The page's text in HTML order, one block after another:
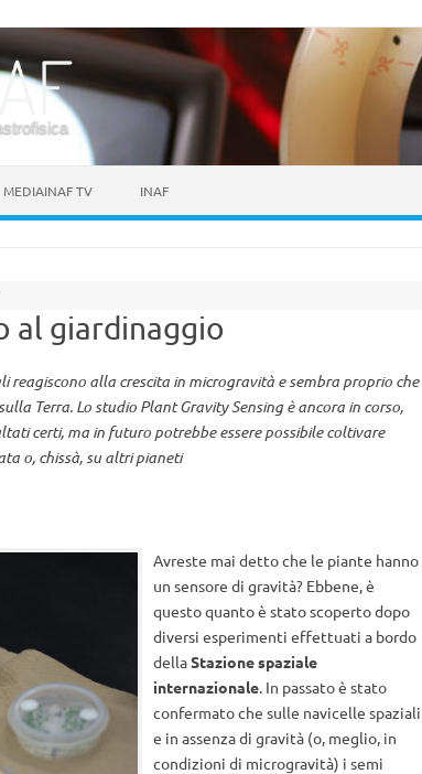
MEDIAINAF TV INAF
al giardinaggio
reagiscono alla crescita in microgravità e sembra proprio che
Terra. Lo studio Plant Gravity Sensing è ancora in corso,
certi, ma in futuro potrebbe essere possibile coltivare
o, chissà, su altri pianeti
Avreste mai detto che le piante hanno
un sensore di gravità? Ebbene, è
questo quanto è stato scoperto dopo
diversi esperimenti effettuati a bordo
dellaStazione spaziale
internazionale. In passato è stato
confermato che sulle navicelle spaziali
e in assenza di gravità (o, meglio, in
condizioni di microgravità) i semi